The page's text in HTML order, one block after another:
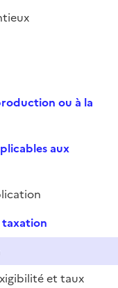
ou à la
aux
taxation
et taux